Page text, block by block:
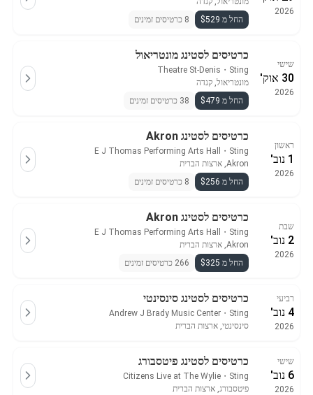
2026
החל מ $529
8 כרטיסים זמינים
שישי
30 אוק'
2026
כרטיסים לסטינג מונטריאול
Sting
・
Theatre St-Denis
מונטריאול, קנדה
החל מ $479
38 כרטיסים זמינים
ראשון
1 נוב'
2026
כרטיסים לסטינג Akron
Sting
・
E J Thomas Performing Arts Hall
Akron, ארצות הברית
החל מ $256
8 כרטיסים זמינים
שבת
2 נוב'
2026
כרטיסים לסטינג Akron
Sting
・
E J Thomas Performing Arts Hall
Akron, ארצות הברית
החל מ $325
266 כרטיסים זמינים
רביעי
4 נוב'
2026
כרטיסים לסטינג סינסינטי
Sting
・
Andrew J Brady Music Center
סינסינטי, ארצות הברית
שישי
6 נוב'
2026
כרטיסים לסטינג פיטסבורג
Sting
・
Citizens Live at The Wylie
פיטסבורג, ארצות הברית